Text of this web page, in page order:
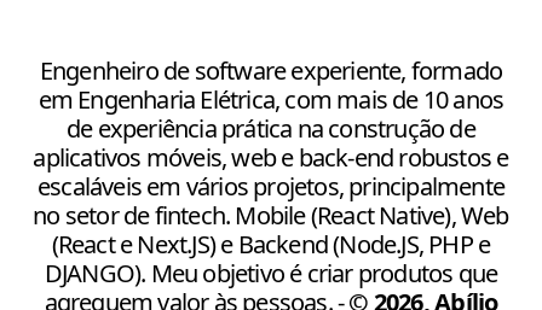
Engenheiro de software experiente, formado
em Engenharia Elétrica, com mais de 10 anos
de experiência prática na construção de
aplicativos móveis, web e back-end robustos e
escaláveis em vários projetos, principalmente
no setor de fintech. Mobile (React Native), Web
(React e Next.JS) e Backend (Node.JS, PHP e
DJANGO). Meu objetivo é criar produtos que
agreguem valor às pessoas.-©2026,Abílio